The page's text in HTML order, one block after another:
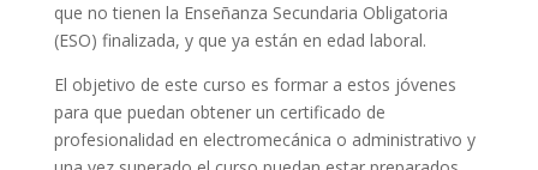
que no tienen la Enseñanza Secundaria Obligatoria
(ESO) finalizada, y que ya están en edad laboral.
El objetivo de este curso es formar a estos jóvenes
para que puedan obtener un certificado de
profesionalidad en electromecánica o administrativo y